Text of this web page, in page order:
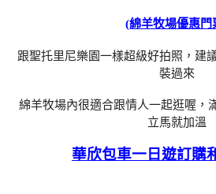
(綿羊牧場優惠門
跟聖托里尼樂園一樣超級好拍照，建
裝過來
綿羊牧場內很適合跟情人一起逛喔，
立馬就加溫
華欣包車一日遊訂購